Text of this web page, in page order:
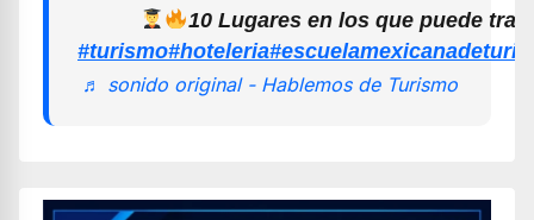
10 Lugares en los que puede
#turismo#hoteleria
♬ sonido original - Hablemos de Turismo